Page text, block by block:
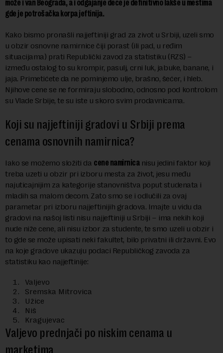
može i van Beograda, a i odgajanje dece je definitivno lakše u mestima
gde je potrošačka korpa jeftinija.
Kako bismo pronašli najjeftiniji grad za zivot u Srbiji, uzeli smo
u obzir osnovne namirnice čiji porast (ili pad, u ređim
situacijama) prati Republički zavod za statistiku (RZS) –
između ostalog to su krompir, pasulj, crni luk, jabuke, banane, i
jaja. Primetićete da ne pominjemo ulje, brašno, šećer, i hleb.
Njihove cene se ne formiraju slobodno, odnosno pod kontrolom
su Vlade Srbije, te su iste u skoro svim prodavnicama.
Koji su najjeftiniji gradovi u Srbiji prema
cenama osnovnih namirnica?
Iako se možemo složiti da cene namirnicanisu jedini faktor koji
treba uzeti u obzir pri izboru mesta za život, jesu među
najuticajnijim za kategorije stanovništva poput studenata i
mladih sa malom decom. Zato smo se i odlučili za ovaj
parametar pri izboru najjeftinijih gradova. Imajte u vidu da
gradovi na našoj listi nisu najjeftiniji u Srbiji – ima nekih koji
nude niže cene, ali nisu izbor za studente, te smo uzeli u obzir i
to gde se može upisati neki fakultet, bilo privatni ili državni. Evo
na koje gradove ukazuju podaci Republičkog zavoda za
statistiku kao najjeftinije:
Valjevo
Sremska Mitrovica
Užice
Niš
Kragujevac
Valjevo prednjači po niskim cenama u
marketima